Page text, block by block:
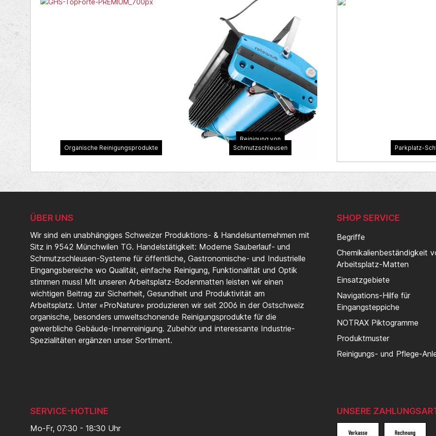
Organische Reinigungsprodukte
Reinigung von
Schmutzschleusen
Parkplatz-
ÜBER UNS
Wir sind ein unabhängiges Schweizer Produktions- & Handelsunternehmen mit
Sitz in 9542 Münchwilen TG. Handelstätigkeit: Moderne Sauberlauf- und
Schmutzschleusen-Systeme für öffentliche, Gastronomische- und Industrielle
Eingangsbereiche wo Qualität, einfache Reinigung, Funktionalität und Optik
stimmen muss! Mit unseren Arbeitsplatz-Bodenmatten leisten wir einen
wichtigen Beitrag zur Sicherheit, Gesundheit und Produktivität am
Arbeitsplatz. Unter «ProNature» produzieren wir seit 2006 in der Ostschweiz
organische, besonders umweltschonende Reinigungsprodukte für die
gewerbliche Gebäude-Innenreinigung. Zubehör und interessante Industrie-
Spezialitäten ergänzen unser Sortiment.
SHOP SERVICE
Begriffe
Chemikalienbeständigkeit
Arbeitsplatz-Matten
Einsatzgebiete
Navigations-Hilfe für
Eingangsteppiche
NOTRAX Piktogramme
Produktmuster
Reinigungs- und Pflege-
SERVICE-HOTLINE
Mo-Fr, 07:30 - 18:30 Uhr
UNSERE